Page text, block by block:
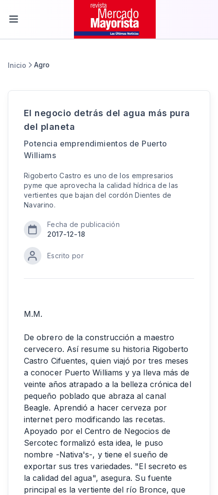
Inicio Agro
El negocio detrás del agua más pura
del planeta
Potencia emprendimientos de Puerto
Williams
Rigoberto Castro es uno de los empresarios
pyme que aprovecha la calidad hídrica de las
vertientes que bajan del cordón Dientes de
Navarino.
Fecha de publicación
2017-12-18
Escrito por
M.M.
De obrero de la construcción a maestro
cervecero. Así resume su historia Rigoberto
Castro Cifuentes, quien viajó por tres meses
a conocer Puerto Williams y ya lleva más de
veinte años atrapado a la belleza crónica del
pequeño poblado que abraza al canal
Beagle. Aprendió a hacer cerveza por
internet pero modificando las recetas.
Apoyado por el Centro de Negocios de
Sercotec formalizó esta idea, le puso
nombre -Nativa's-, y tiene el sueño de
exportar sus tres variedades. "El secreto es
la calidad del agua", asegura. Su fuente
principal es la vertiente del río Bronce, que